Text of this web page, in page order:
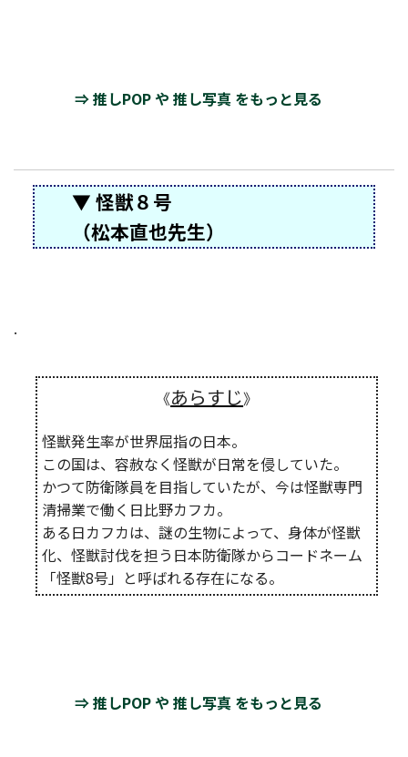
⇒ 推しPOP や 推し写真 をもっと見る
▼ 怪獣８号
（松本直也先生）
.
《あらすじ》
怪獣発生率が世界屈指の日本。
この国は、容赦なく怪獣が日常を侵していた。
かつて防衛隊員を目指していたが、今は怪獣専門
清掃業で働く日比野カフカ。
ある日カフカは、謎の生物によって、身体が怪獣
化、怪獣討伐を担う日本防衛隊からコードネーム
「怪獣8号」と呼ばれる存在になる。
⇒ 推しPOP や 推し写真 をもっと見る